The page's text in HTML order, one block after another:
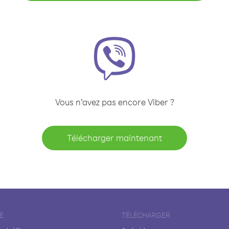
Vous n’avez pas encore Viber ?
Télécharger maintenant
TÉLÉCHARGER